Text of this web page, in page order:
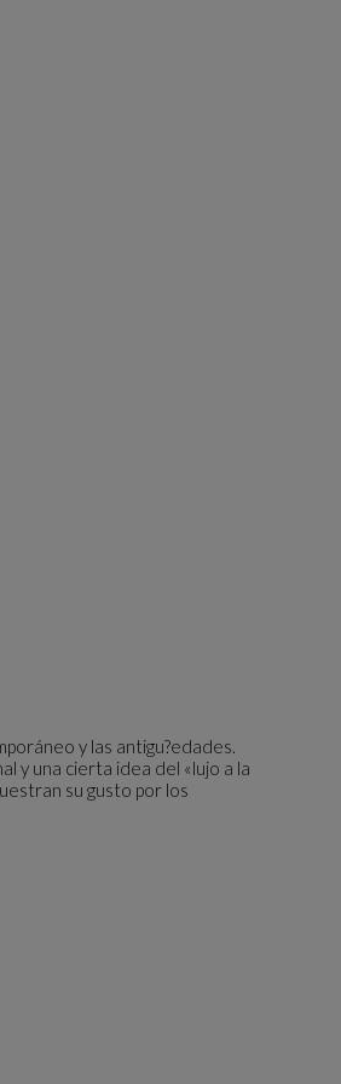
y las antigu?edades.
y una cierta idea del «lujo a la
su gusto por los